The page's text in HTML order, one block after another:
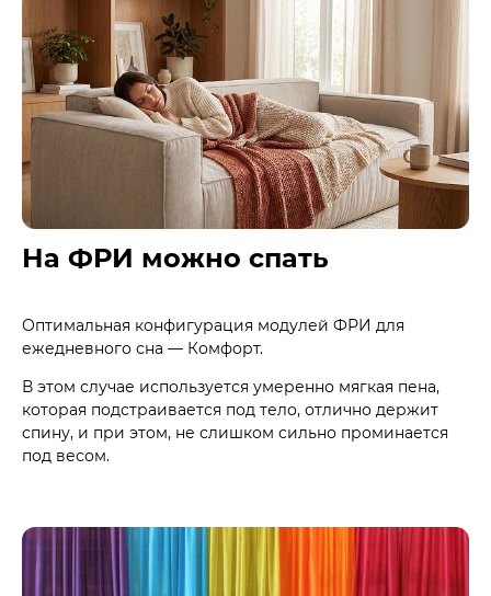
На ФРИ можно спать
Оптимальная конфигурация модулей ФРИ для
ежедневного сна — Комфорт.
В этом случае используется умеренно мягкая пена,
которая подстраивается под тело, отлично держит
спину, и при этом, не слишком сильно проминается
под весом.